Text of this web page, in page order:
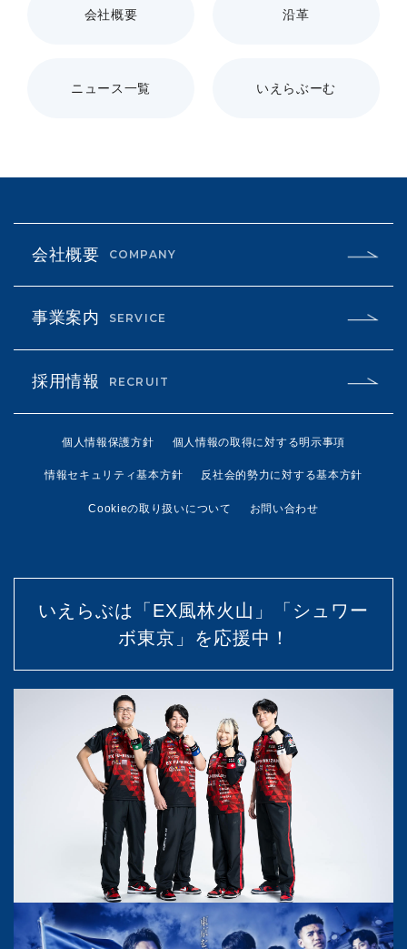
会社概要 沿革
ニュース一覧 いえらぶーむ
会社概要 COMPANY
事業案内 SERVICE
採用情報 RECRUIT
個人情報保護方針 個人情報の取得に対する明示事項
情報セキュリティ基本方針 反社会的勢力に対する基本方針
Cookieの取り扱いについて お問い合わせ
いえらぶは「EX風林火山」「シュワー
ボ東京」を応援中！